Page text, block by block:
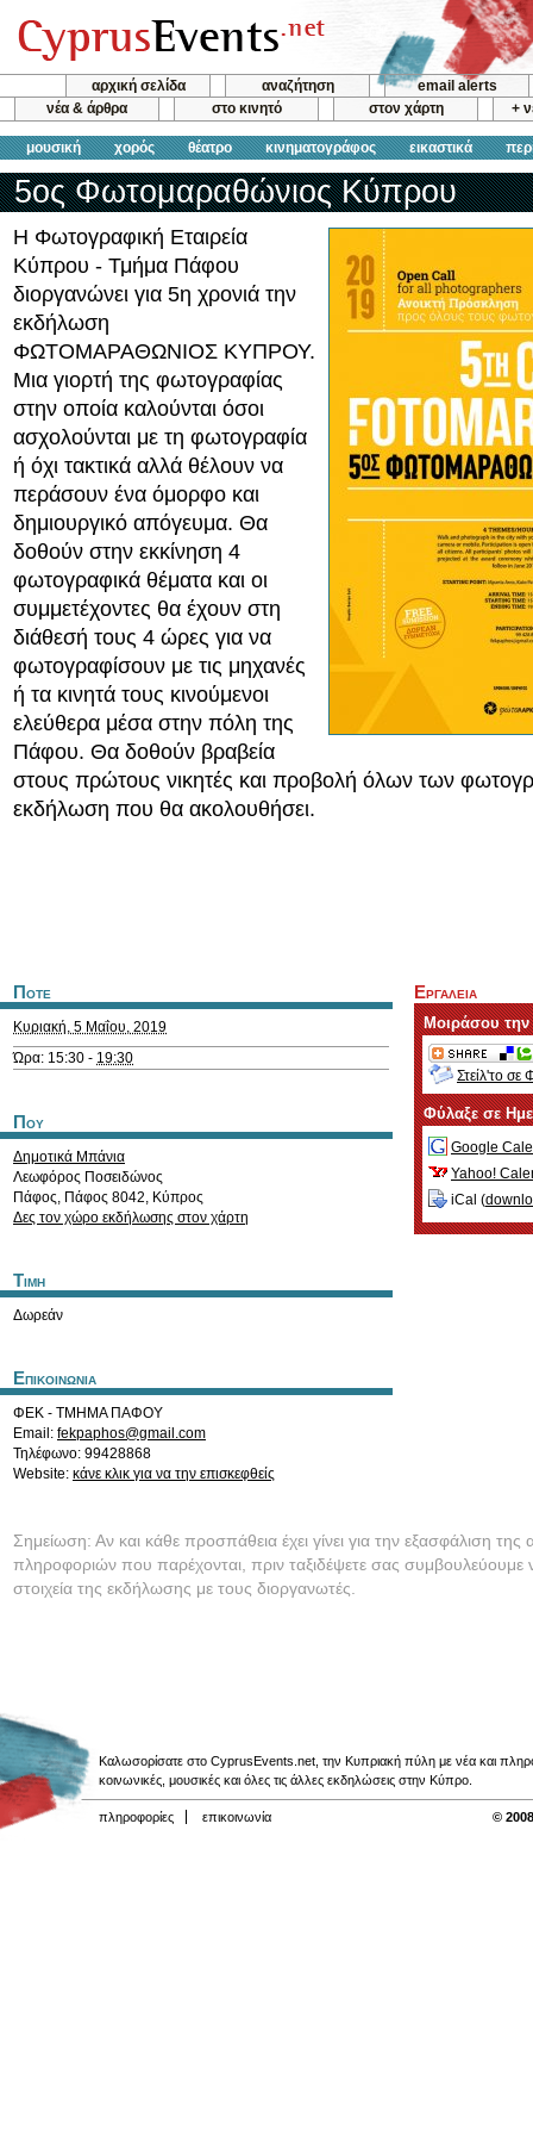
αρχική σελίδα αναζήτηση
email alerts
νέα & άρθρα
στο κινητό στον χάρτη +
μουσική χορός θέατρο κινηματογράφος εικαστικά
5ος Φωτομαραθώνιος Κύπρου
Η Φωτογραφική Εταιρεία
Κύπρου - Τμήμα Πάφου
διοργανώνει για 5η χρονιά την
εκδήλωση
ΦΩΤΟΜΑΡΑΘΩΝΙΟΣ ΚΥΠΡΟΥ.
Μια γιορτή της φωτογραφίας
στην οποία καλούνται όσοι
ασχολούνται με τη φωτογραφία
ή όχι τακτικά αλλά θέλουν να
περάσουν ένα όμορφο και
δημιουργικό απόγευμα. Θα
δοθούν στην εκκίνηση 4
φωτογραφικά θέματα και οι
συμμετέχοντες θα έχουν στη
διάθεσή τους 4 ώρες για να
φωτογραφίσουν με τις μηχανές
ή τα κινητά τους κινούμενοι
ελεύθερα μέσα στην πόλη της
Πάφου. Θα δοθούν βραβεία
στους πρώτους νικητές και προβολή όλων των
εκδήλωση που θα ακολουθήσει.
Ποτε
Κυριακή, 5 Μαΐου, 2019
Ώρα: 15:30 - 19:30
Που
Δημοτικά Μπάνια
Λεωφόρος Ποσειδώνος
Πάφος, Πάφος 8042, Κύπρος
Δες τον χώρο εκδήλωσης στον χάρτη
Τιμη
Δωρεάν
Επικοινωνια
ΦΕΚ - ΤΜΗΜΑ ΠΑΦΟΥ
Email: fekpaphos@gmail.com
Τηλέφωνο: 99428868
Website: κάνε κλικ για να την επισκεφθείς
Εργαλεια
Μοιράσου
Στείλ'το σε
Φύλαξε σε
Google
Yahoo!
iCal (
Σημείωση: Αν και κάθε προσπάθεια έχει γίνει για την εξασφάλιση της
πληροφοριών που παρέχονται, πριν ταξιδέψετε σας συμβουλεύουμε
στοιχεία της εκδήλωσης με τους διοργανωτές.
Καλωσορίσατε στο CyprusEvents.net, την Κυπριακή πύλη με νέα και
κοινωνικές, μουσικές και όλες τις άλλες εκδηλώσεις στην Κύπρο.
πληροφορίες επικοινωνία ©